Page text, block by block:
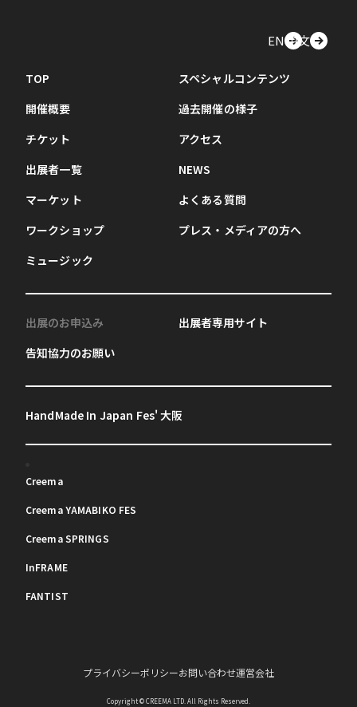
EN中文
TOP
開催概要
チケット
出展者一覧
マーケット
ワークショップ
ミュージック
スペシャルコンテンツ
過去開催の様子
アクセス
NEWS
よくある質問
プレス・メディアの方へ
出展のお申込み
告知協力のお願い
出展者専用サイト
HandMade In Japan Fes' 大阪
Creema
Creema YAMABIKO FES
Creema SPRINGS
InFRAME
FANTIST
プライバシーポリシーお問い合わせ運営会社
Copyright © CREEMA LTD. All Rights Reserved.